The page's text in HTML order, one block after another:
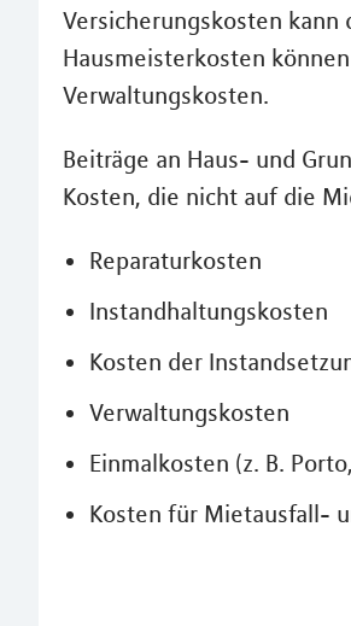
Versicherungskosten
Hausmeisterkosten
Verwaltungskosten.
Beiträge an Haus- und
Kosten, die nicht auf die
Reparaturkosten
Instandhaltungskosten
Kosten der
Verwaltungskosten
Einmalkosten (z. B.
Kosten für Mietausfall-